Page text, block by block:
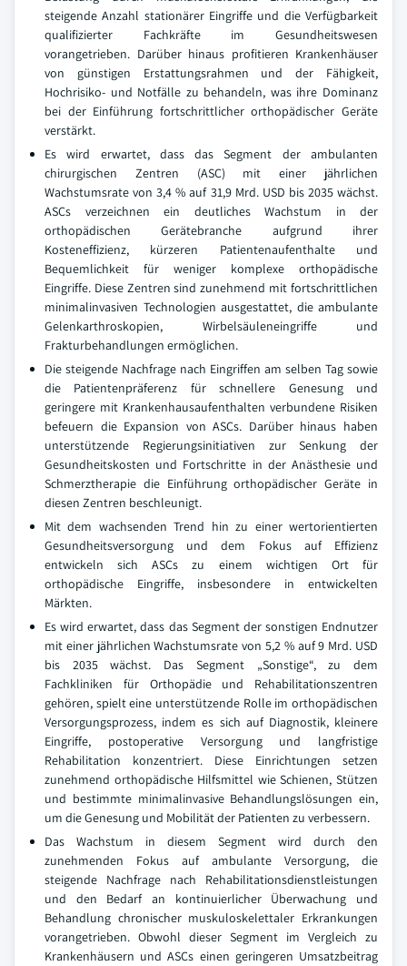
steigende Anzahl stationärer Eingriffe und die Verfügbarkeit
qualifizierter Fachkräfte im Gesundheitswesen
vorangetrieben. Darüber hinaus profitieren Krankenhäuser
von günstigen Erstattungsrahmen und der Fähigkeit,
Hochrisiko- und Notfälle zu behandeln, was ihre Dominanz
bei der Einführung fortschrittlicher orthopädischer Geräte
verstärkt.
Es wird erwartet, dass das Segment der ambulanten
chirurgischen Zentren (ASC) mit einer jährlichen
Wachstumsrate von 3,4 % auf 31,9 Mrd. USD bis 2035 wächst.
ASCs verzeichnen ein deutliches Wachstum in der
orthopädischen Gerätebranche aufgrund ihrer
Kosteneffizienz, kürzeren Patientenaufenthalte und
Bequemlichkeit für weniger komplexe orthopädische
Eingriffe. Diese Zentren sind zunehmend mit fortschrittlichen
minimalinvasiven Technologien ausgestattet, die ambulante
Gelenkarthroskopien, Wirbelsäuleneingriffe und
Frakturbehandlungen ermöglichen.
Die steigende Nachfrage nach Eingriffen am selben Tag sowie
die Patientenpräferenz für schnellere Genesung und
geringere mit Krankenhausaufenthalten verbundene Risiken
befeuern die Expansion von ASCs. Darüber hinaus haben
unterstützende Regierungsinitiativen zur Senkung der
Gesundheitskosten und Fortschritte in der Anästhesie und
Schmerztherapie die Einführung orthopädischer Geräte in
diesen Zentren beschleunigt.
Mit dem wachsenden Trend hin zu einer wertorientierten
Gesundheitsversorgung und dem Fokus auf Effizienz
entwickeln sich ASCs zu einem wichtigen Ort für
orthopädische Eingriffe, insbesondere in entwickelten
Märkten.
Es wird erwartet, dass das Segment der sonstigen Endnutzer
mit einer jährlichen Wachstumsrate von 5,2 % auf 9 Mrd. USD
bis 2035 wächst. Das Segment „Sonstige“, zu dem
Fachkliniken für Orthopädie und Rehabilitationszentren
gehören, spielt eine unterstützende Rolle im orthopädischen
Versorgungsprozess, indem es sich auf Diagnostik, kleinere
Eingriffe, postoperative Versorgung und langfristige
Rehabilitation konzentriert. Diese Einrichtungen setzen
zunehmend orthopädische Hilfsmittel wie Schienen, Stützen
und bestimmte minimalinvasive Behandlungslösungen ein,
um die Genesung und Mobilität der Patienten zu verbessern.
Das Wachstum in diesem Segment wird durch den
zunehmenden Fokus auf ambulante Versorgung, die
steigende Nachfrage nach Rehabilitationsdienstleistungen
und den Bedarf an kontinuierlicher Überwachung und
Behandlung chronischer muskuloskelettaler Erkrankungen
vorangetrieben. Obwohl dieser Segment im Vergleich zu
Krankenhäusern und ASCs einen geringeren Umsatzbeitrag